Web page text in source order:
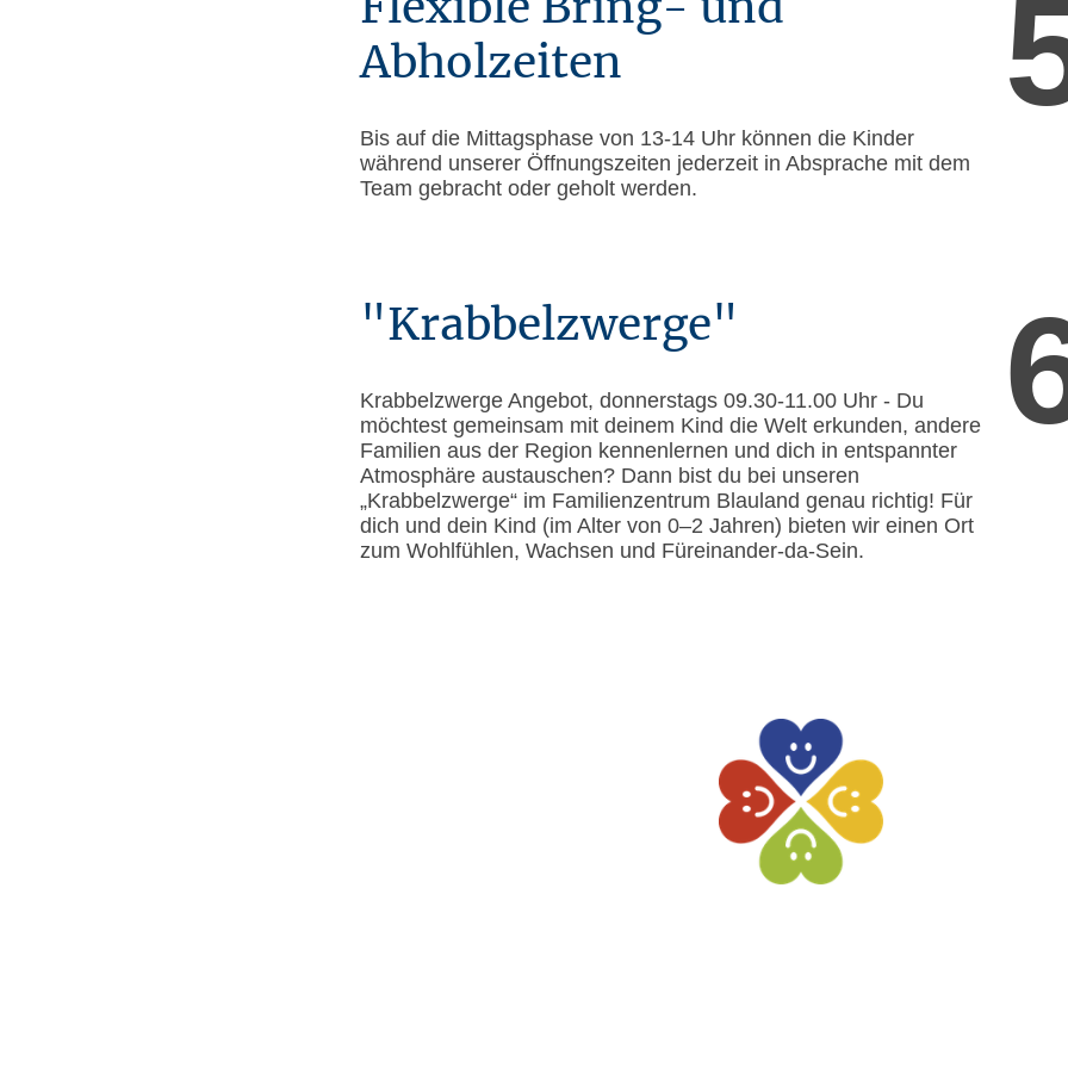
Abholzeiten
Bis auf die Mittagsphase von 13-14 Uhr können die Kinder
während unserer Öffnungszeiten jederzeit in Absprache mit dem
Team gebracht oder geholt werden.
"Krabbelzwerge"
Krabbelzwerge Angebot, donnerstags 09.30-11.00 Uhr - Du
möchtest gemeinsam mit deinem Kind die Welt erkunden, andere
Familien aus der Region kennenlernen und dich in entspannter
Atmosphäre austauschen? Dann bist du bei unseren
„Krabbelzwerge“ im Familienzentrum Blauland genau richtig! Für
dich und dein Kind (im Alter von 0–2 Jahren) bieten wir einen Ort
zum Wohlfühlen, Wachsen und Füreinander-da-Sein.